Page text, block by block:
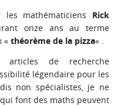
mathématiciens Rick
onze ans au terme
« théorème de la pizza« .
de recherche
légendaire pour les
non spécialistes, je ne
font des maths peuvent